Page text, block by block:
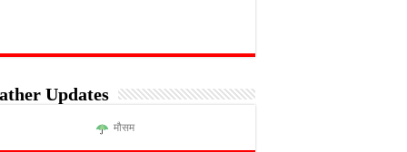
Updates
मौसम